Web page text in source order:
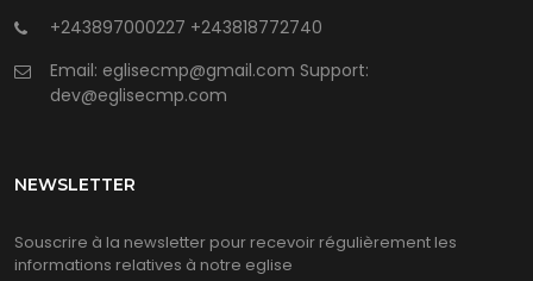
+243897000227 +243818772740
Email: eglisecmp@gmail.com Support:
dev@eglisecmp.com
NEWSLETTER
Souscrire à la newsletter pour recevoir régulièrement les
informations relatives à notre eglise